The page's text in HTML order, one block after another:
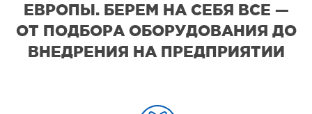
ЕВРОПЫ. БЕРЕМ НА СЕБЯ ВСЕ —
ОТ ПОДБОРА ОБОРУДОВАНИЯ ДО
ВНЕДРЕНИЯ НА ПРЕДПРИЯТИИ